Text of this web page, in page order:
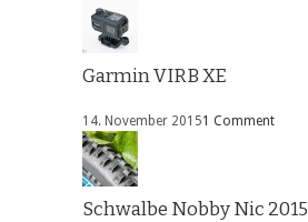
Garmin VIRB XE
14. November 20151 Comment
Schwalbe Nobby Nic 2015